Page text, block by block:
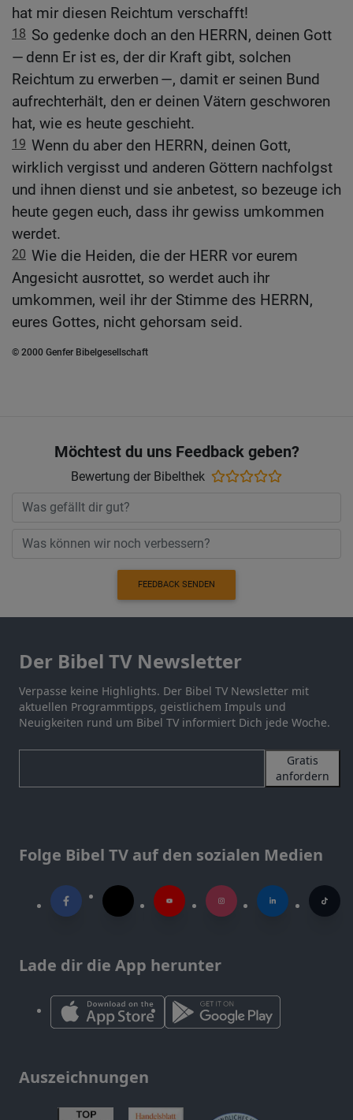
hat mir diesen Reichtum verschafft!
18 So gedenke doch an den HERRN, deinen Gott
— denn Er ist es, der dir Kraft gibt, solchen
Reichtum zu erwerben —, damit er seinen Bund
aufrechterhält, den er deinen Vätern geschworen
hat, wie es heute geschieht.
19 Wenn du aber den HERRN, deinen Gott,
wirklich vergisst und anderen Göttern nachfolgst
und ihnen dienst und sie anbetest, so bezeuge ich
heute gegen euch, dass ihr gewiss umkommen
werdet.
20 Wie die Heiden, die der HERR vor eurem
Angesicht ausrottet, so werdet auch ihr
umkommen, weil ihr der Stimme des HERRN,
eures Gottes, nicht gehorsam seid.
© 2000 Genfer Bibelgesellschaft
Möchtest du uns Feedback geben?
Bewertung der Bibelthek
FEEDBACK SENDEN
Der Bibel TV Newsletter
Verpasse keine Highlights. Der Bibel TV Newsletter mit
aktuellen Programmtipps, geistlichem Impuls und
Neuigkeiten rund um Bibel TV informiert Dich jede Woche.
Gratis
anfordern
Folge Bibel TV auf den sozialen Medien
Lade dir die App herunter
Auszeichnungen